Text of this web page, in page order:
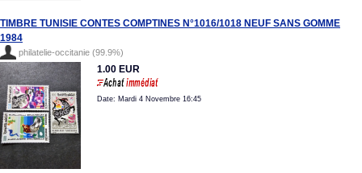
TIMBRE TUNISIE CONTES COMPTINES N°1016/1018 NEUF SANS GOMME
1984
philatelie-occitanie (99.9%)
1.00 EUR
Date: Mardi 4 Novembre 16:45